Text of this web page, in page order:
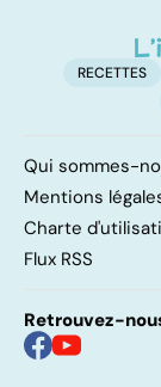
RECETTES
Qui sommes-
Mentions
Charte
Flux RSS
Retrouvez-